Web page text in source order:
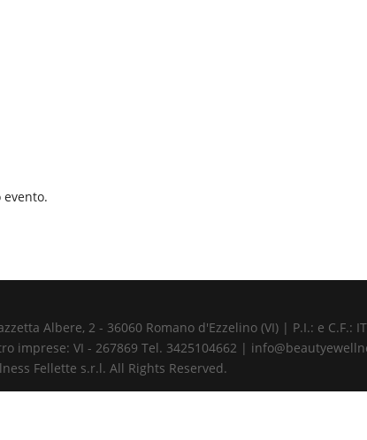
Albere, 2 - 36060 Romano d'Ezzelino (VI) | P.I.: e
imprese: VI - 267869 Tel. 3425104662 |
Fellette s.r.l. All Rights Reserved.